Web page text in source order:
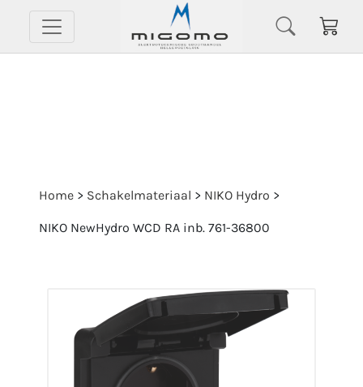
Home > Schakelmateriaal > NIKO Hydro >
NIKO NewHydro WCD RA inb. 761-36800